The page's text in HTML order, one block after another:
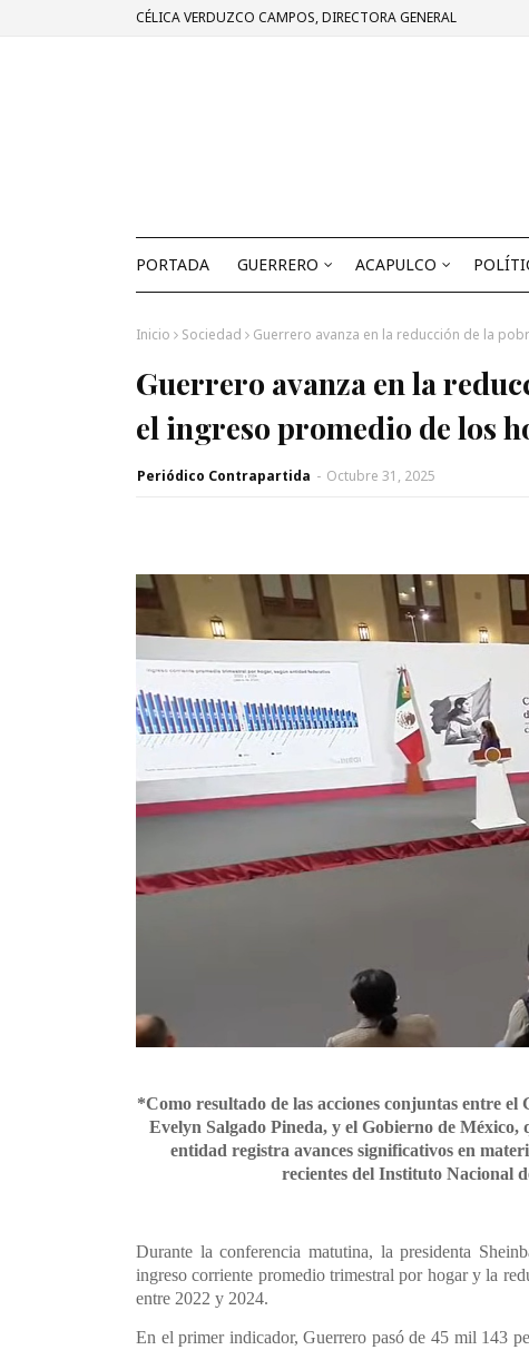
CÉLICA VERDUZCO CAMPOS, DIRECTORA GENERAL
PORTADA GUERRERO ACAPULCO
Inicio Sociedad Guerrero avanza en la reducción de la
Guerrero avanza en la
el ingreso promedio de los
Periódico Contrapartida - Octubre 31, 2025
*Como resultado de las acciones conjuntas entre
Evelyn Salgado Pineda, y el Gobierno de
entidad registra avances significativos en
recientes del Instituto Nacional
Durante la conferencia matutina, la presidenta
ingreso corriente promedio trimestral por hogar y la
entre 2022 y 2024.
En el primer indicador, Guerrero pasó de 45 mil 143